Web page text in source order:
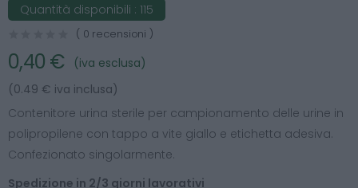
Quantità disponibili : 115
( 0 recensioni )
0,40 €
(iva esclusa)
(0.49 € iva inclusa)
Contenitore urina sterile per campionamento delle urine in
polipropilene con tappo a vite giallo e etichetta adesiva.
Confezionato singolarmente.
Spedizione in 2/3 giorni lavorativi